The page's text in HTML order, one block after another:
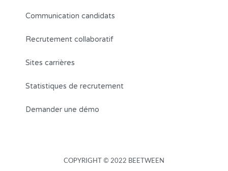
Communication candidats
Recrutement collaboratif
Sites carrières
Statistiques de recrutement
Demander une démo
COPYRIGHT © 2022 BEETWEEN